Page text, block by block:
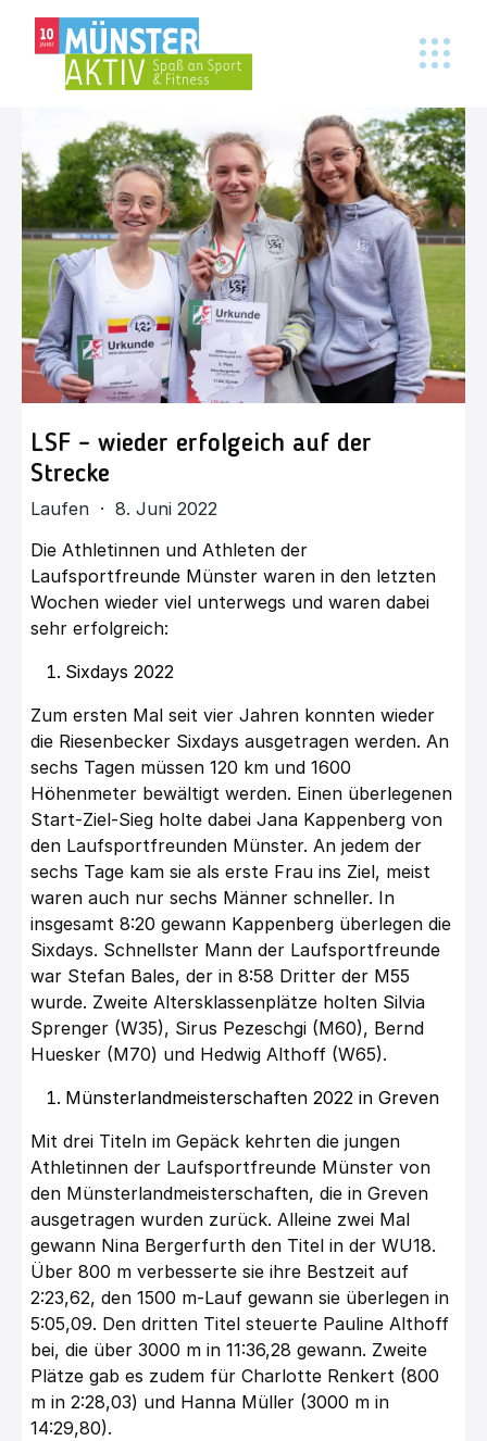
LSF – wieder erfolgeich auf der
Strecke
Laufen · 8. Juni 2022
Die Athletinnen und Athleten der
Laufsportfreunde Münster waren in den letzten
Wochen wieder viel unterwegs und waren dabei
sehr erfolgreich:
Sixdays 2022
Zum ersten Mal seit vier Jahren konnten wieder
die Riesenbecker Sixdays ausgetragen werden. An
sechs Tagen müssen 120 km und 1600
Höhenmeter bewältigt werden. Einen überlegenen
Start-Ziel-Sieg holte dabei Jana Kappenberg von
den Laufsportfreunden Münster. An jedem der
sechs Tage kam sie als erste Frau ins Ziel, meist
waren auch nur sechs Männer schneller. In
insgesamt 8:20 gewann Kappenberg überlegen die
Sixdays. Schnellster Mann der Laufsportfreunde
war Stefan Bales, der in 8:58 Dritter der M55
wurde. Zweite Altersklassenplätze holten Silvia
Sprenger (W35), Sirus Pezeschgi (M60), Bernd
Huesker (M70) und Hedwig Althoff (W65).
Münsterlandmeisterschaften 2022 in Greven
Mit drei Titeln im Gepäck kehrten die jungen
Athletinnen der Laufsportfreunde Münster von
den Münsterlandmeisterschaften, die in Greven
ausgetragen wurden zurück. Alleine zwei Mal
gewann Nina Bergerfurth den Titel in der WU18.
Über 800 m verbesserte sie ihre Bestzeit auf
2:23,62, den 1500 m-Lauf gewann sie überlegen in
5:05,09. Den dritten Titel steuerte Pauline Althoff
bei, die über 3000 m in 11:36,28 gewann. Zweite
Plätze gab es zudem für Charlotte Renkert (800
m in 2:28,03) und Hanna Müller (3000 m in
14:29,80).